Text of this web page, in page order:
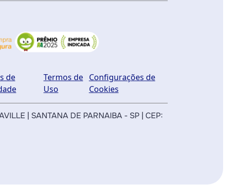
de
Termos de
Uso
Configurações de
Cookies
| SANTANA DE PARNAIBA - SP | CEP: